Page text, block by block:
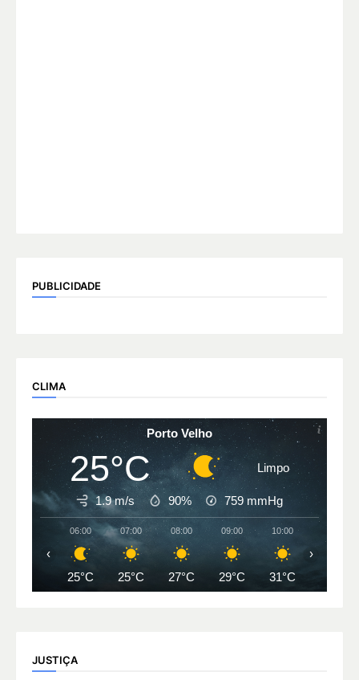
PUBLICIDADE
CLIMA
Porto Velho
25°C Limpo
1.9 m/s 90% 759 mmHg
06:00
25°C
07:00
25°C
08:00
27°C
09:00
29°C
10:00
31°C
‹ ›
JUSTIÇA